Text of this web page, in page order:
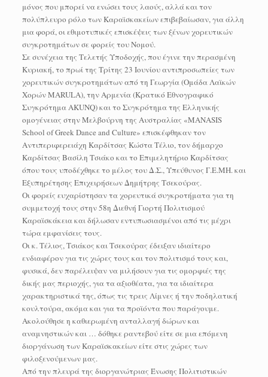
μόνος που μπορεί να ενώσει τους λαούς, αλλά και τον
πολύπλευρο ρόλο των Καραϊσκακείων επιβεβαίωσαν, για άλλη
μια φορά, οι εθιμοτυπικές επισκέψεις των ξένων χορευτικών
συγκροτημάτων σε φορείς του Νομού.
Σε συνέχεια της Τελετής Υποδοχής, που έγινε την περασμένη
Κυριακή, το πρωί της Τρίτης 23 Ιουνίου αντιπροσωπείες των
χορευτικών συγκροτημάτων από τη Γεωργία (Ομάδα Λαϊκών
Χορών MARULA), την Αρμενία (Κρατικό Εθνογραφικό
Συγκρότημα AKUNQ) και το Συγκρότημα της Ελληνικής
ομογένειας στην Μελβούρνη της Αυστραλίας «ΜANASIS
School of Greek Dance and Culture» επισκέφθηκαν τον
Αντιπεριφερειάχη Καρδίτσας Κώστα Τέλιο, τον δήμαρχο
Καρδίτσας Βασίλη Τσιάκο και το Επιμελητήριο Καρδίτσας
όπου τους υποδέχθηκε το μέλος του Δ.Σ., Υπεύθυνος Γ.Ε.ΜΗ. και
Εξυπηρέτησης Επιχειρήσεων Δημήτρης Τσεκούρας.
Οι φορείς ευχαρίστησαν τα χορευτικά συγκροτήματα για τη
συμμετοχή τους στην 58η Διεθνή Γιορτή Πολιτισμού
Καραϊσκάκεια και δήλωσαν εντυπωσιασμένοι από τις μέχρι
τώρα εμφανίσεις τους.
Οι κ. Τέλιος, Τσιάκος και Τσεκούρας έδειξαν ιδιαίτερο
ενδιαφέρον για τις χώρες τους και τον πολιτισμό τους και,
φυσικά, δεν παρέλειψαν να μιλήσουν για τις ομορφιές της
δικής μας περιοχής, για τα αξιοθέατα, για τα ιδιαίτερα
χαρακτηριστικά της, όπως τις τρεις Λίμνες ή την ποδηλατική
κουλτούρα, ακόμα και για τα προϊόντα που παράγουμε.
Ακολούθησε η καθιερωμένη ανταλλαγή δώρων και
αναμνηστικών και … δόθηκε ραντεβού είτε σε μια επόμενη
διοργάνωση των Καραϊσκακείων είτε στις χώρες των
φιλοξενούμενων μας.
Από την πλευρά της διοργανώτριας Ένωσης Πολιτιστικών